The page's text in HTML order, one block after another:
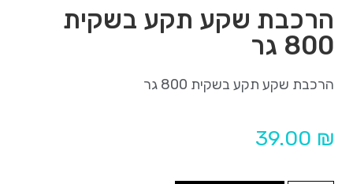
הרכבת שקע תקע בשקית
800 גר
הרכבת שקע תקע בשקית 800 גר
39.00 ₪